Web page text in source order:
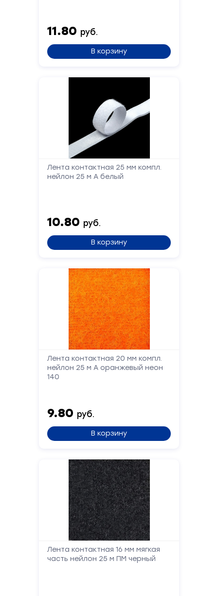
11.80 руб.
В корзину
Лента контактная 25 мм компл.
нейлон 25 м А белый
10.80 руб.
В корзину
Лента контактная 20 мм компл.
нейлон 25 м А оранжевый неон
140
9.80 руб.
В корзину
Лента контактная 16 мм мягкая
часть нейлон 25 м ПМ черный
Форма
обратной
Заполните
форму,
Ваше
имя
Телефон
Сообщение